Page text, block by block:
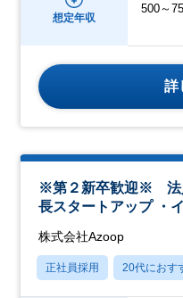
想定年収
500～
詳
※第２新卒歓迎※ 法
長スタートアップ ・
株式会社Azoop
正社員採用 20代におす